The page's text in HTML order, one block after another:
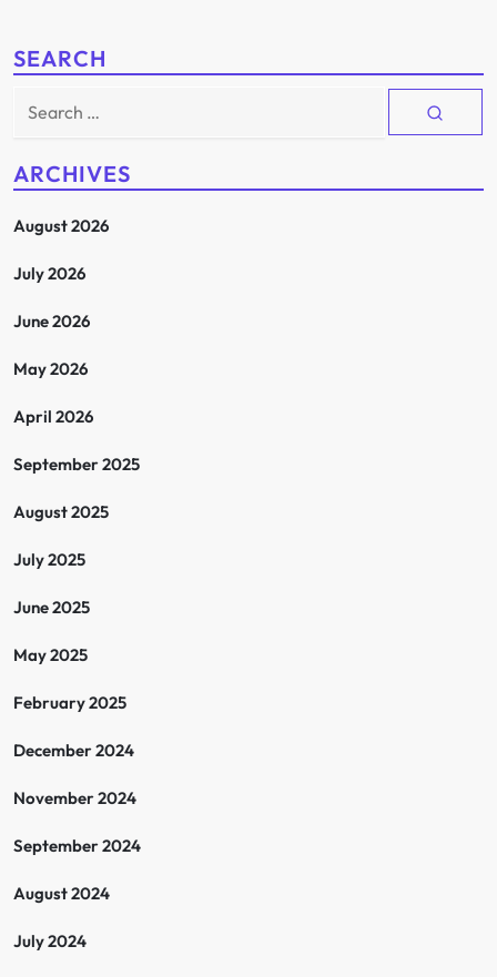
SEARCH
Search
ARCHIVES
August 2026
July 2026
June 2026
May 2026
April 2026
September 2025
August 2025
July 2025
June 2025
May 2025
February 2025
December 2024
November 2024
September 2024
August 2024
July 2024